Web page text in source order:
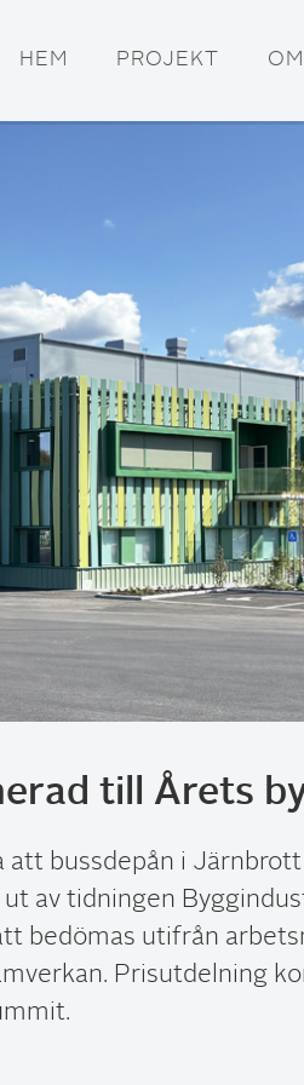
HEM PROJEKT
till Årets
bussdepån i
av tidningen
bedömas utifrån
Prisutdelning